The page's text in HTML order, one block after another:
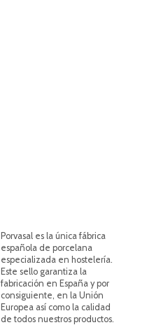
Porvasal es la única fábrica
española de porcelana
especializada en hostelería.
Este sello garantiza la
fabricación en España y por
consiguiente, en la Unión
Europea así como la calidad
de todos nuestros productos.